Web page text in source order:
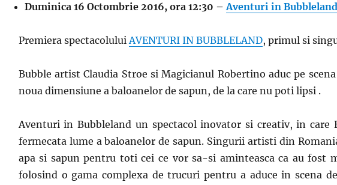
Duminica 16 Octombrie 2016, ora 12:30 –Aventuri in Bubbleland
Premiera spectacoluluiAVENTURI IN BUBBLELAND, primul si
Bubble artist Claudia Stroe si Magicianul Robertino aduc pe
noua dimensiune a baloanelor de sapun, de la care nu poti lipsi .
Aventuri in Bubbleland un spectacol inovator si creativ, in
fermecata lume a baloanelor de sapun. Singurii artisti din
apa si sapun pentru toti cei ce vor sa-si aminteasca ca au
folosind o gama complexa de trucuri pentru a aduce in scena